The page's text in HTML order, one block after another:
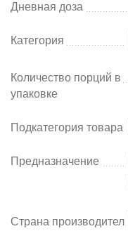
Дневная доза
Категория
Количество порций в
упаковке
Подкатегория товара
Предназначение
Страна производитель